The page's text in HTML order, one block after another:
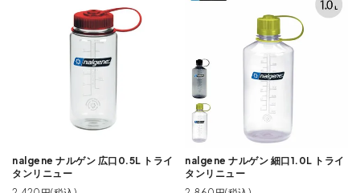
nalgene ナルゲン 広口0.5L トライ
タンリニュー
nalgene ナルゲン 細口1.0L トライ
タンリニュー